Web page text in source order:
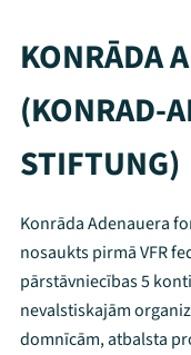
KONRĀDA
(KONRAD-
STIFTUNG)
Konrāda Adenauera
nosaukts pirmā VFR
pārstāvniecības 5
nevalstiskajām
domnīcām, atbalsta